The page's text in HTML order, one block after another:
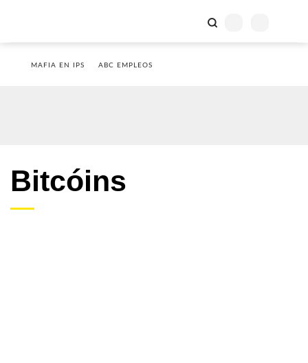
MAFIA EN IPS ABC EMPLEOS
Bitcóins